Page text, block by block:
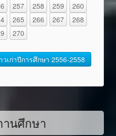
257 258 259
260
265 266 267
268
270
วเก่าปีการศึกษา 2556-2558
านศึกษา